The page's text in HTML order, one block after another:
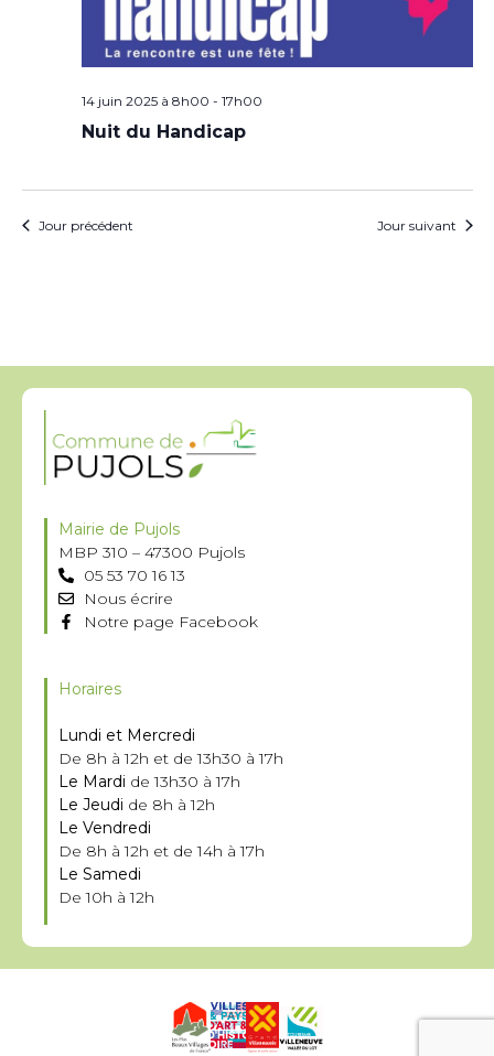
14 juin 2025 à 8h00 - 17h00
Nuit du Handicap
Jour précédent Jour suivant
Mairie de Pujols
MBP 310 – 47300 Pujols
05 53 70 16 13
Nous écrire
Notre page Facebook
Horaires
Lundi et Mercredi
De 8h à 12h et de 13h30 à 17h
Le Mardi de 13h30 à 17h
Le Jeudi de 8h à 12h
Le Vendredi
De 8h à 12h et de 14h à 17h
Le Samedi
De 10h à 12h